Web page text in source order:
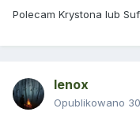
Polecam Krystona lub
lenox
Opublikowano